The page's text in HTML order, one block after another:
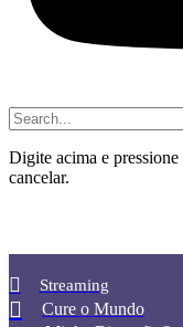
Digite acima e pressione
cancelar.
Streaming
Cure o Mundo